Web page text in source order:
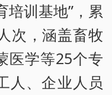
培训基地”，累
次，涵盖畜牧
医学等25个专
人、企业人员